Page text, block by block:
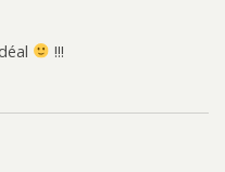
!!!